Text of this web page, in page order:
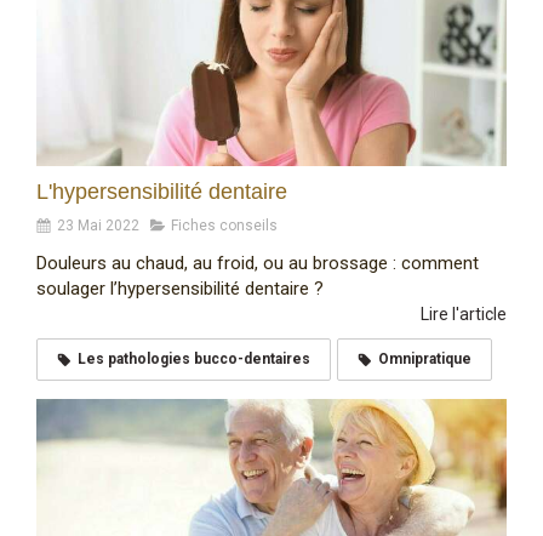
L'hypersensibilité dentaire
23 Mai 2022 Fiches conseils
Douleurs au chaud, au froid, ou au brossage : comment
soulager l’hypersensibilité dentaire ?
Lire l'article
Les pathologies bucco-dentaires Omnipratique